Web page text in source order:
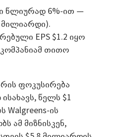
წლიურად 6%-ით —
მილიარდი).
EPS $1.2 იყო
თითო
ფოკუსირება
წელს $1
ის
ამ მიზნისკენ,